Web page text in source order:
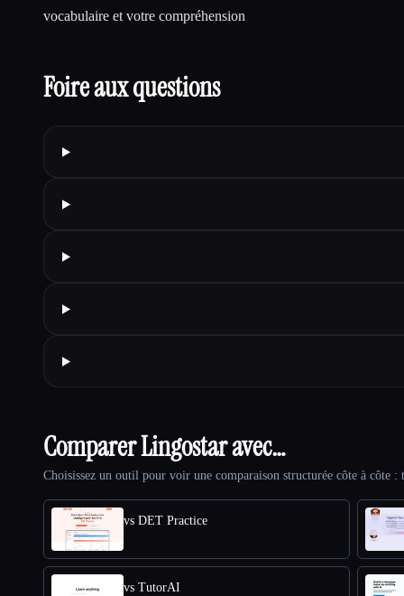
vocabulaire et votre compréhension
Foire aux questions
Comparer Lingostar avec…
Choisissez un outil pour voir une comparaison structurée côte à côte
vs DET Practice
vs TutorAI